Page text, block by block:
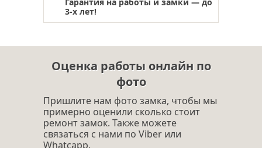
3-х лет!
Оценка работы онлайн по
фото
Пришлите нам фото замка, чтобы мы
примерно оценили сколько стоит
ремонт замок. Также можете
связаться с нами по Viber или
Whatcapp.